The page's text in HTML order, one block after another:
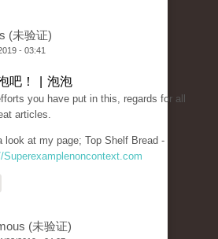
(未验证)
- 03:41
吧！ | 泡泡
you have put in this, regards for all
articles.
look at my page; Top Shelf Bread -
Superexamplenoncontext.com
(未验证)